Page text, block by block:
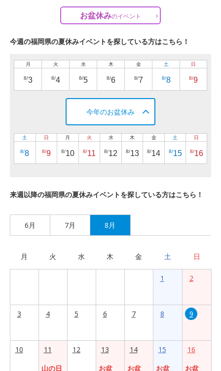
お盆休みのイベント
今週の福岡県の夏休みイベントを探している方はこちら！
月
8/3
火
8/4
水
8/5
木
8/6
金
8/7
土
8/8
日
8/9
今年のお盆休み
土
8/8
日
8/9
月
8/10
火
8/11
水
8/12
木
8/13
金
8/14
土
8/15
日
8/16
来週以降の福岡県の夏休みイベントを探している方はこちら！
6月 7月 8月
月 火 水 木 金 土 日
1 2
3 4 5 6 7 8 9
10
11
山の日
12
13
お盆
14
お盆
15
お盆
16
お盆